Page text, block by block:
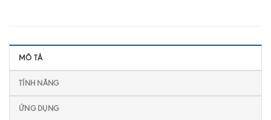
MÔ TẢ
TÍNH NĂNG
ỨNG DỤNG